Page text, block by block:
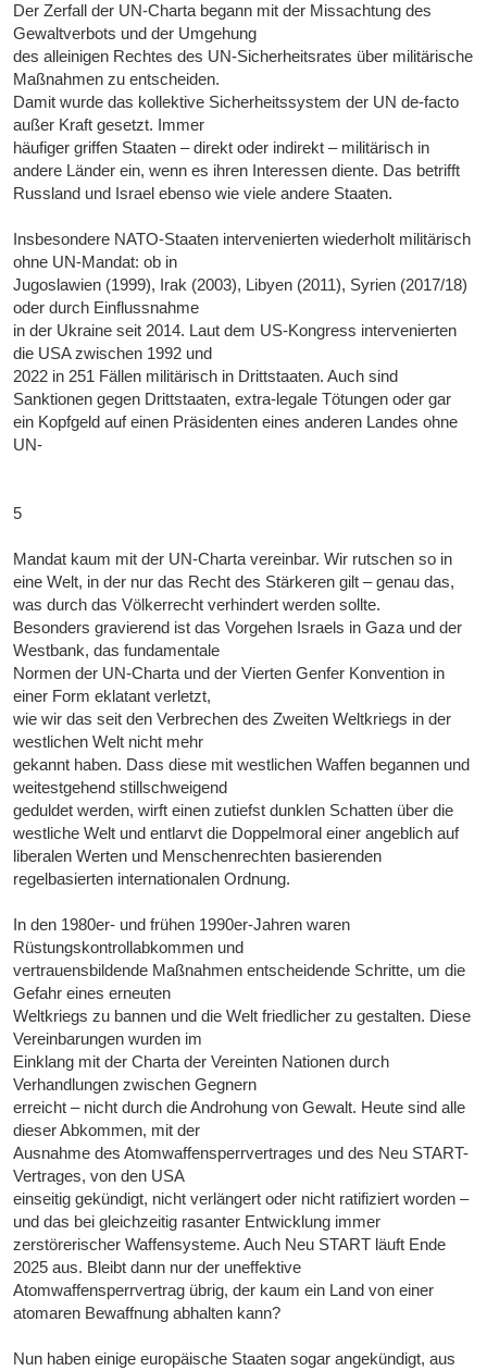
Der Zerfall der UN-Charta begann mit der Missachtung des
Gewaltverbots und der Umgehung
des alleinigen Rechtes des UN-Sicherheitsrates über militärische
Maßnahmen zu entscheiden.
Damit wurde das kollektive Sicherheitssystem der UN de-facto
außer Kraft gesetzt. Immer
häufiger griffen Staaten – direkt oder indirekt – militärisch in
andere Länder ein, wenn es ihren Interessen diente. Das betrifft
Russland und Israel ebenso wie viele andere Staaten.
Insbesondere NATO-Staaten intervenierten wiederholt militärisch
ohne UN-Mandat: ob in
Jugoslawien (1999), Irak (2003), Libyen (2011), Syrien (2017/18)
oder durch Einflussnahme
in der Ukraine seit 2014. Laut dem US-Kongress intervenierten
die USA zwischen 1992 und
2022 in 251 Fällen militärisch in Drittstaaten. Auch sind
Sanktionen gegen Drittstaaten, extra-legale Tötungen oder gar
ein Kopfgeld auf einen Präsidenten eines anderen Landes ohne
UN-
5
Mandat kaum mit der UN-Charta vereinbar. Wir rutschen so in
eine Welt, in der nur das Recht des Stärkeren gilt – genau das,
was durch das Völkerrecht verhindert werden sollte.
Besonders gravierend ist das Vorgehen Israels in Gaza und der
Westbank, das fundamentale
Normen der UN-Charta und der Vierten Genfer Konvention in
einer Form eklatant verletzt,
wie wir das seit den Verbrechen des Zweiten Weltkriegs in der
westlichen Welt nicht mehr
gekannt haben. Dass diese mit westlichen Waffen begannen und
weitestgehend stillschweigend
geduldet werden, wirft einen zutiefst dunklen Schatten über die
westliche Welt und entlarvt die Doppelmoral einer angeblich auf
liberalen Werten und Menschenrechten basierenden
regelbasierten internationalen Ordnung.
In den 1980er- und frühen 1990er-Jahren waren
Rüstungskontrollabkommen und
vertrauensbildende Maßnahmen entscheidende Schritte, um die
Gefahr eines erneuten
Weltkriegs zu bannen und die Welt friedlicher zu gestalten. Diese
Vereinbarungen wurden im
Einklang mit der Charta der Vereinten Nationen durch
Verhandlungen zwischen Gegnern
erreicht – nicht durch die Androhung von Gewalt. Heute sind alle
dieser Abkommen, mit der
Ausnahme des Atomwaffensperrvertrages und des Neu START-
Vertrages, von den USA
einseitig gekündigt, nicht verlängert oder nicht ratifiziert worden –
und das bei gleichzeitig rasanter Entwicklung immer
zerstörerischer Waffensysteme. Auch Neu START läuft Ende
2025 aus. Bleibt dann nur der uneffektive
Atomwaffensperrvertrag übrig, der kaum ein Land von einer
atomaren Bewaffnung abhalten kann?
Nun haben einige europäische Staaten sogar angekündigt, aus